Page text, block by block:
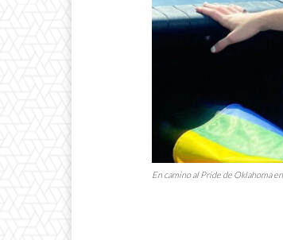
En camino alPridede Oklahoma